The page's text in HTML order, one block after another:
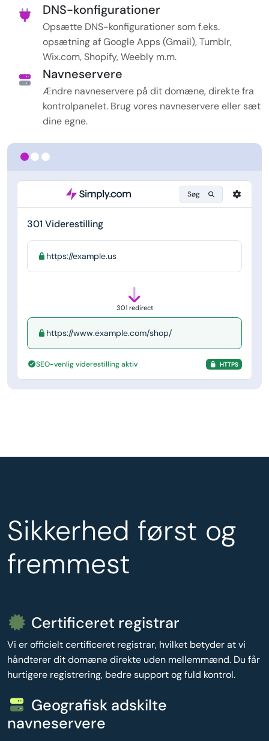
Søg
301 Viderestilling
https://example.us
301 redirect
https://www.example.com/shop/
SEO-venlig viderestilling aktiv HTTPS
DNS-konfigurationer
Opsætte DNS-konfigurationer som f.eks.
opsætning af Google Apps (Gmail), Tumblr,
Wix.com, Shopify, Weebly m.m.
Navneservere
Ændre navneservere på dit domæne, direkte fra
kontrolpanelet. Brug vores navneservere eller sæt
dine egne.
Sikkerhed først og
fremmest
Certificeret registrar
Vi er officielt certificeret registrar, hvilket betyder at vi
håndterer dit domæne direkte uden mellemmænd. Du får
hurtigere registrering, bedre support og fuld kontrol.
Geografisk adskilte
navneservere